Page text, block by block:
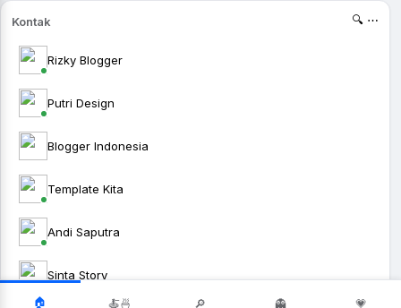
🏠 🍝🍜 🔎 👻 💗
Kontak 🔍 ⋯
Rizky Blogger
Putri Design
Blogger Indonesia
Template Kita
Andi Saputra
Sinta Story